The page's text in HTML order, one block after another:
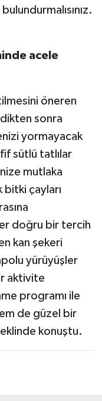
acele
öneren
sonra
yormayacak
sütlü tatlılar
mutlaka
çayları
doğru bir tercih
kan şekeri
yürüyüşler
aktivite
programı ile
de güzel bir
konuştu.